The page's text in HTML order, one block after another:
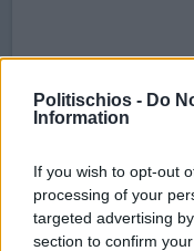
Politischios - Do
Information
If you wish to opt-out
processing of your
targeted advertising
section to confirm
Πωλήσεις - Αγορές
ΧΙΟΣ –